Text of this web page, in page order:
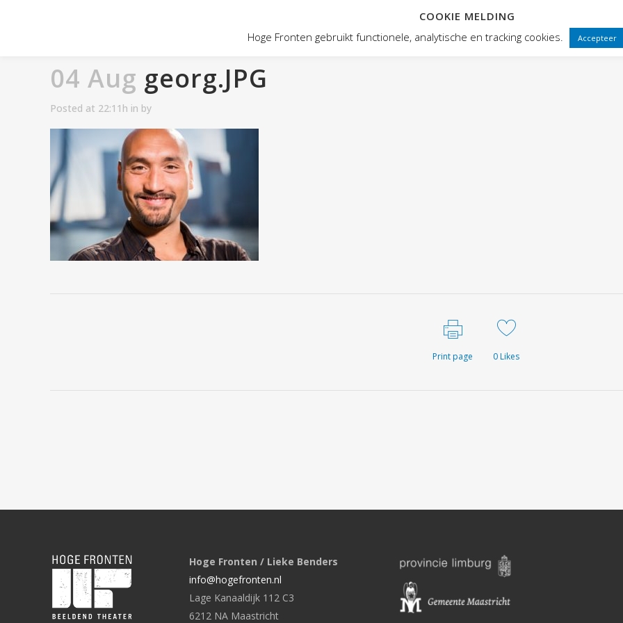
HOME ABOUT HOGE FRONTEN
04 Aug georg.JPG
Posted at 22:11h in by
Print page 0Likes
Hoge Fronten / Lieke Benders
info@hogefronten.nl
Lage Kanaaldijk 112 C3
6212 NA Maastricht
COOKIE MELDING
Hoge Fronten gebruikt functionele, analytische en tracking cookies.
Accepteer